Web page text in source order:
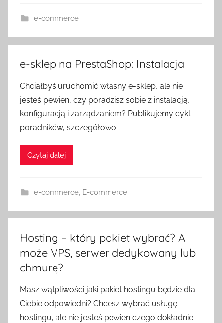
e-commerce
e-sklep na PrestaShop: Instalacja
Chciałbyś uruchomić własny e-sklep, ale nie
jesteś pewien, czy poradzisz sobie z instalacją,
konfiguracją i zarządzaniem? Publikujemy cykl
poradników, szczegółowo
Czytaj dalej
e-commerce, E-commerce
Hosting – który pakiet wybrać? A
może VPS, serwer dedykowany lub
chmurę?
Masz wątpliwości jaki pakiet hostingu będzie dla
Ciebie odpowiedni? Chcesz wybrać usługę
hostingu, ale nie jesteś pewien czego dokładnie